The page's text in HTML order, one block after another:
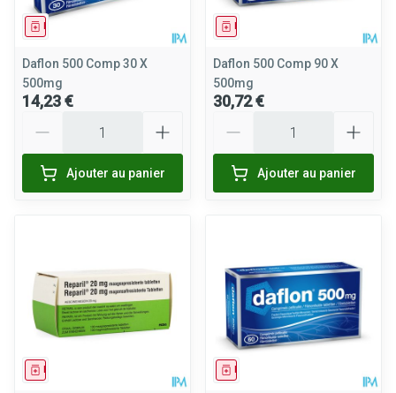
Daflon 500 Comp 30 X
500mg
14,23 €
Ajouter au panier
Daflon 500 Comp 90 X
500mg
30,72 €
Ajouter au panier